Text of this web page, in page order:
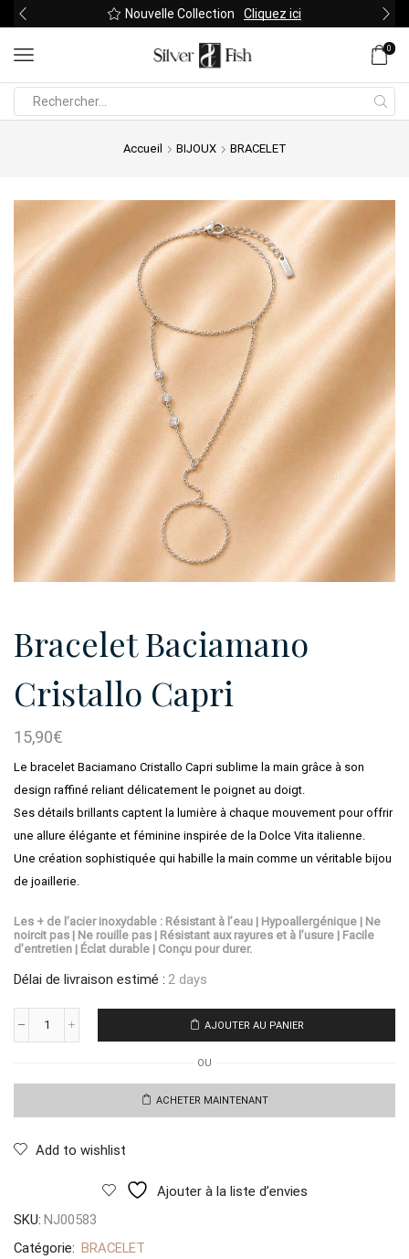
Nouvelle Collection Cliquez ici
0
Accueil BIJOUX BRACELET
Bracelet Baciamano
Cristallo Capri
15,90€
Le bracelet Baciamano Cristallo Capri sublime la main grâce à son
design raffiné reliant délicatement le poignet au doigt.
Ses détails brillants captent la lumière à chaque mouvement pour offrir
une allure élégante et féminine inspirée de la Dolce Vita italienne.
Une création sophistiquée qui habille la main comme un véritable bijou
de joaillerie.
Les + de l’acier inoxydable : Résistant à l’eau | Hypoallergénique | Ne
noircit pas | Ne rouille pas | Résistant aux rayures et à l’usure | Facile
d’entretien | Éclat durable | Conçu pour durer.
Délai de livraison estimé : 2 days
quantité
Baciamano
AJOUTER AU PANIER
OU
ACHETER MAINTENANT
Add to wishlist
Ajouter à la liste d’envies
SKU: NJ00583
Catégorie: BRACELET